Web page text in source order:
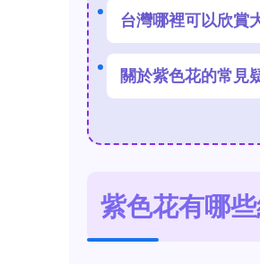
台灣哪裡可以欣賞
關於紫色花的常見
紫色花有哪